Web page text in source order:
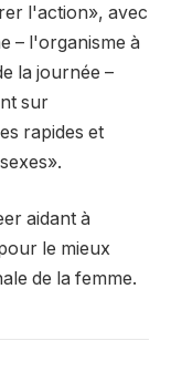
l'action», avec
– l'organisme à
la journée –
sur
rapides et
aidant à
le mieux
de la femme.